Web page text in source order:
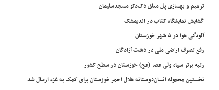
ترمیم و بهسازی پل معلق دک‌دکو مسجدسلیمان
گشایش نمایشگاه کتاب در اندیمشک
آلودگی هوا در ۵ شهر خوزستان
رفع تصرف اراضی ملی در دشت آزادگان
رتبه برتر سپاه ولی عصر (عج) خوزستان در سطح کشور
نخستین محموله انسان‌دوستانه هلال احمر خوزستان برای کمک به غزه ارسال شد